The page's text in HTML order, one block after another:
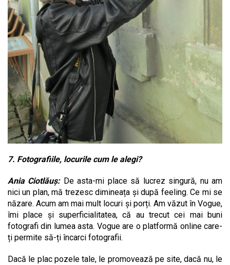
7. Fotografiile, locurile cum le alegi?
Ania Ciotlăuș: De asta-mi place să lucrez singură, nu am
nici un plan, mă trezesc dimineața și după feeling. Ce mi se
năzare. Acum am mai mult locuri și porți. Am văzut în Vogue,
îmi place și superficialitatea, că au trecut cei mai buni
fotografi din lumea asta. Vogue are o platformă online care-
ți permite să-ți încarci fotografii.
Dacă le plac pozele tale, le promovează pe site, dacă nu, le